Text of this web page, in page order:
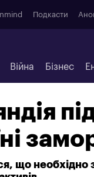
Подкасти
Війна Бізнес
що необхідно